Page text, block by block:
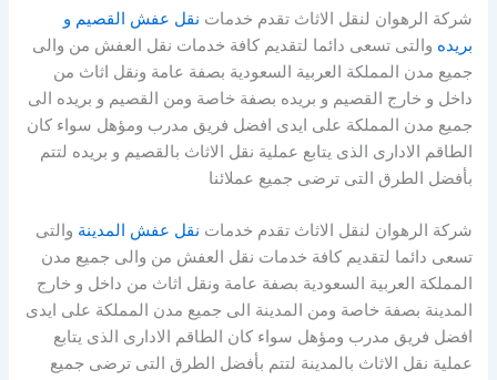
شركة الرهوان لنقل الاثاث تقدم خدمات نقل عفش القصيم و
بريده والتى تسعى دائما لتقديم كافة خدمات نقل العفش من والى
جميع مدن المملكة العربية السعودية بصفة عامة ونقل اثاث من
داخل و خارج القصيم و بريده بصفة خاصة ومن القصيم و بريده الى
جميع مدن المملكة على ايدى افضل فريق مدرب ومؤهل سواء كان
الطاقم الادارى الذى يتابع عملية نقل الاثاث بالقصيم و بريده لتتم
بأفضل الطرق التى ترضى جميع عملائنا
شركة الرهوان لنقل الاثاث تقدم خدمات نقل عفش المدينة والتى
تسعى دائما لتقديم كافة خدمات نقل العفش من والى جميع مدن
المملكة العربية السعودية بصفة عامة ونقل اثاث من داخل و خارج
المدينة بصفة خاصة ومن المدينة الى جميع مدن المملكة على ايدى
افضل فريق مدرب ومؤهل سواء كان الطاقم الادارى الذى يتابع
عملية نقل الاثاث بالمدينة لتتم بأفضل الطرق التى ترضى جميع